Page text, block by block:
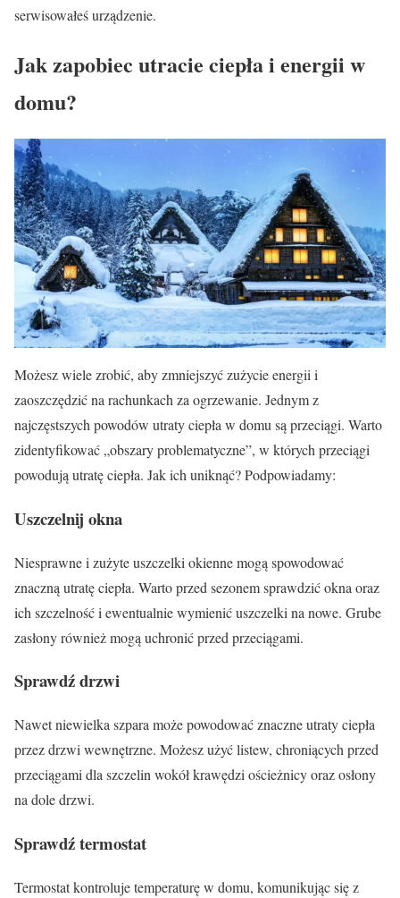
serwisowałeś urządzenie.
Jak zapobiec utracie ciepła i energii w
domu?
Możesz wiele zrobić, aby zmniejszyć zużycie energii i
zaoszczędzić na rachunkach za ogrzewanie. Jednym z
najczęstszych powodów utraty ciepła w domu są przeciągi. Warto
zidentyfikować „obszary problematyczne”, w których przeciągi
powodują utratę ciepła. Jak ich uniknąć? Podpowiadamy:
Uszczelnij okna
Niesprawne i zużyte uszczelki okienne mogą spowodować
znaczną utratę ciepła. Warto przed sezonem sprawdzić okna oraz
ich szczelność i ewentualnie wymienić uszczelki na nowe. Grube
zasłony również mogą uchronić przed przeciągami.
Sprawdź drzwi
Nawet niewielka szpara może powodować znaczne utraty ciepła
przez drzwi wewnętrzne. Możesz użyć listew, chroniących przed
przeciągami dla szczelin wokół krawędzi ościeżnicy oraz osłony
na dole drzwi.
Sprawdź termostat
Termostat kontroluje temperaturę w domu, komunikując się z